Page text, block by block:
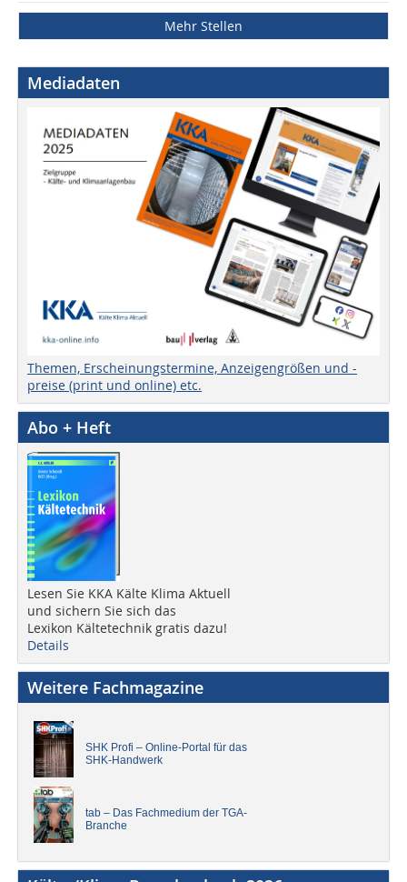
Mehr Stellen
Mediadaten
Themen, Erscheinungstermine, Anzeigengrößen und -
preise (print und online) etc.
Abo + Heft
Lesen Sie KKA Kälte Klima Aktuell
und sichern Sie sich das
Lexikon Kältetechnik gratis dazu!
Details
Weitere Fachmagazine
SHK Profi – Online-Portal für das
SHK-Handwerk
tab – Das Fachmedium der TGA-
Branche